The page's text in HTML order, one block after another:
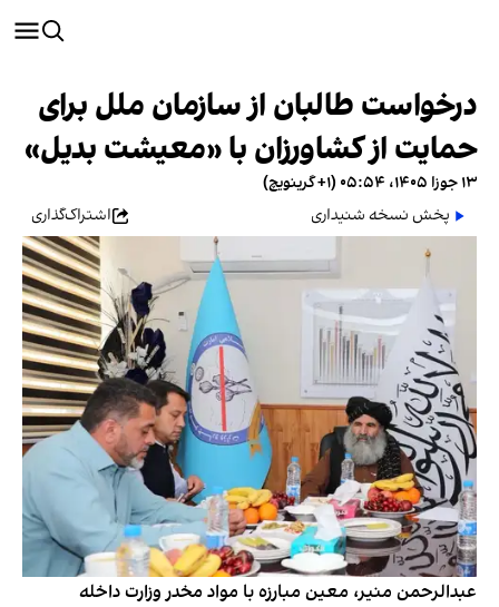
درخواست طالبان از سازمان ملل برای
حمایت از کشاورزان با «معیشت بدیل»
۱۳ جوزا ۱۴۰۵، ۰۵:۵۴ (‎+۱ گرینویچ)
پخش نسخه شنیداری
اشتراک‌گذاری
عبدالرحمن منیر، معین مبارزه با مواد مخدر وزارت داخله